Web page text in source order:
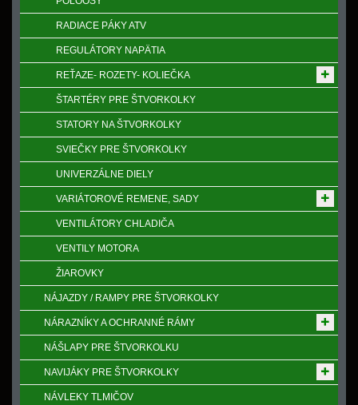
RADIACE PÁKY ATV
REGULÁTORY NAPӒTIA
REŤAZE- ROZETY- KOLIEČKA
ŠTARTÉRY PRE ŠTVORKOLKY
STATORY NA ŠTVORKOLKY
SVIEČKY PRE ŠTVORKOLKY
UNIVERZÁLNE DIELY
VARIÁTOROVÉ REMENE, SADY
VENTILÁTORY CHLADIČA
VENTILY MOTORA
ŽIAROVKY
NÁJAZDY / RAMPY PRE ŠTVORKOLKY
NÁRAZNÍKY A OCHRANNÉ RÁMY
NÁŠLAPY PRE ŠTVORKOLKU
NAVIJÁKY PRE ŠTVORKOLKY
NÁVLEKY TLMIČOV